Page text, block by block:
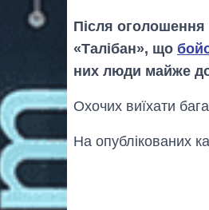
Після оголошення
«Талібан», що
них люди майже
Охочих виїхати
На опублікованих